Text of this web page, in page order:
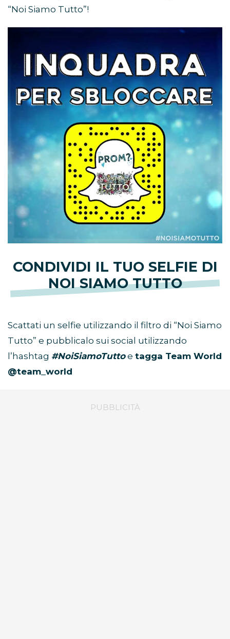
“Noi Siamo Tutto”!
CONDIVIDI IL TUO SELFIE DI
NOI SIAMO TUTTO
Scattati un selfie utilizzando il filtro di “Noi Siamo
Tutto” e pubblicalo sui social utilizzando
l’hashtag #NoiSiamoTuttoe tagga Team World
@team_world